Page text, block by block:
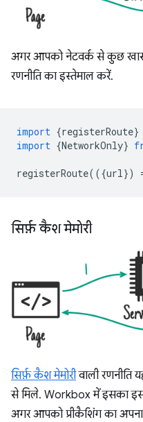
अगर आपको नेटवर्क से कुछ खास
रणनीति का इस्तेमाल करें.
import {registerRoute}
import {NetworkOnly}
registerRoute(({url})
सिर्फ़ कैश मेमोरी
सिर्फ़ कैश मेमोरीवाली रणनीति
से मिले. Workbox में इसका
अगर आपको प्रीकैशिंग का अपना